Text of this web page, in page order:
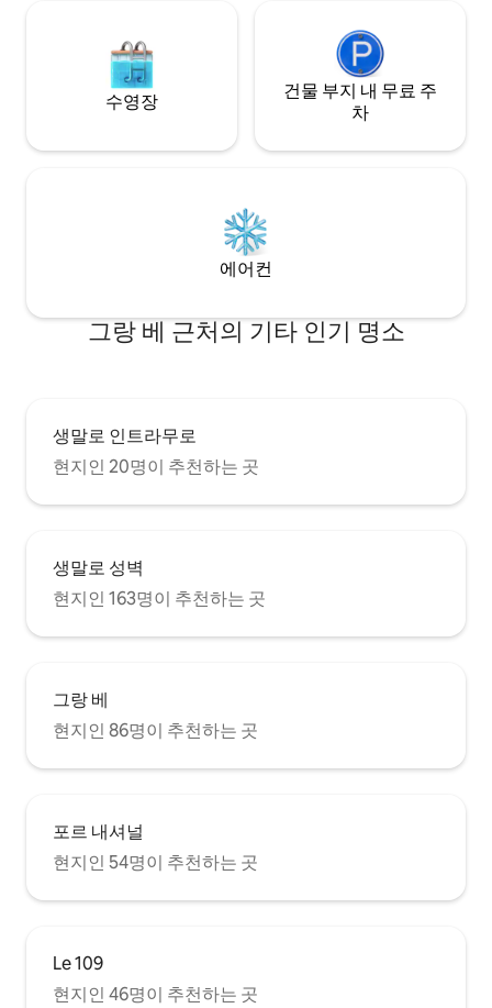
수영장
건물 부지 내 무료 주
차
에어컨
그랑 베 근처의 기타 인기 명소
생말로 인트라무로
현지인 20명이 추천하는 곳
생말로 성벽
현지인 163명이 추천하는 곳
그랑 베
현지인 86명이 추천하는 곳
포르 내셔널
현지인 54명이 추천하는 곳
Le 109
현지인 46명이 추천하는 곳